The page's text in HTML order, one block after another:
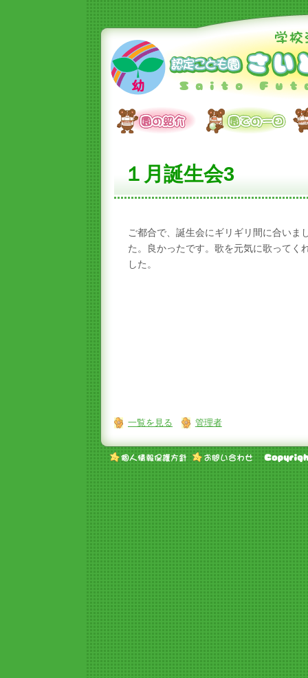
１月誕生会3
ご都合で、誕生会にギリギリ間に合いま
た。良かったです。歌を元気に歌ってく
した。
一覧を見る 管理者